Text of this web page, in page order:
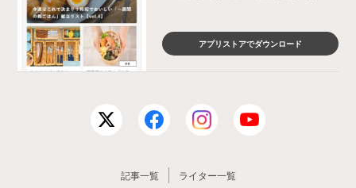
アプリストアでダウンロード
記事一覧
ライター一覧